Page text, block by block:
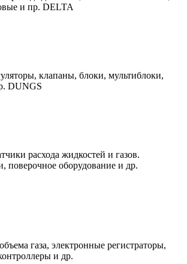
и пр. DELTA
клапаны, блоки, мультиблоки,
DUNGS
расхода жидкостей и газов.
поверочное оборудование и др.
газа, электронные регистраторы,
и др.